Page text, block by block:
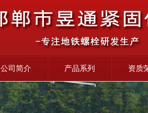
公司简介 产品系列 资质